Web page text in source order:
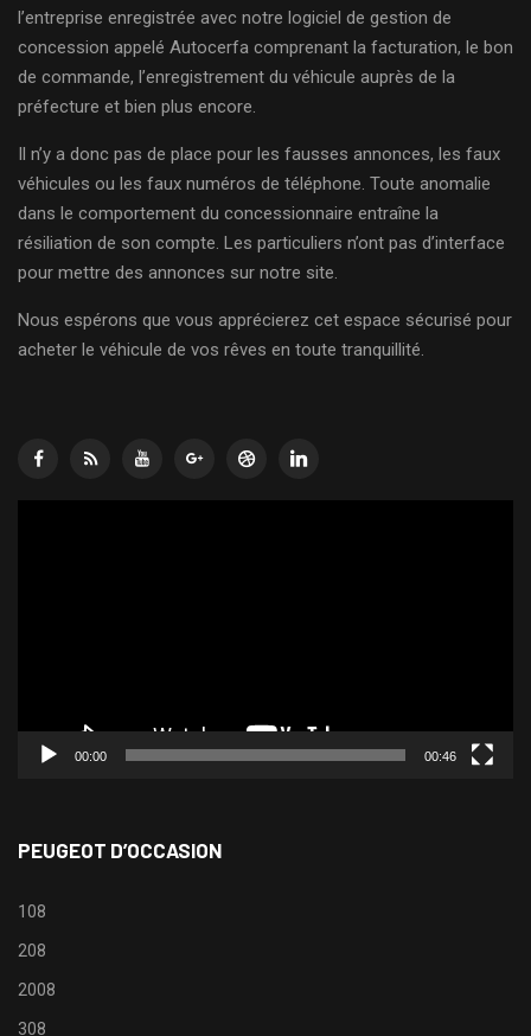
l’entreprise enregistrée avec notre logiciel de gestion de
concession appelé Autocerfa comprenant la facturation, le bon
de commande, l’enregistrement du véhicule auprès de la
préfecture et bien plus encore.
Il n’y a donc pas de place pour les fausses annonces, les faux
véhicules ou les faux numéros de téléphone. Toute anomalie
dans le comportement du concessionnaire entraîne la
résiliation de son compte. Les particuliers n’ont pas d’interface
pour mettre des annonces sur notre site.
Nous espérons que vous apprécierez cet espace sécurisé pour
acheter le véhicule de vos rêves en toute tranquillité.
00:00 00:46
PEUGEOT D’OCCASION
108
208
2008
308